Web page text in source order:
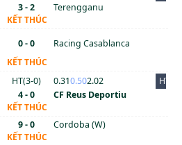
3 - 2 Terengganu
KẾT THÚC
0 - 0 Racing Casablanca
KẾT THÚC
HT(3-0) 0.310.502.02
HT
4 - 0 CF Reus Deportiu
KẾT THÚC
9 - 0 Cordoba (W)
KẾT THÚC